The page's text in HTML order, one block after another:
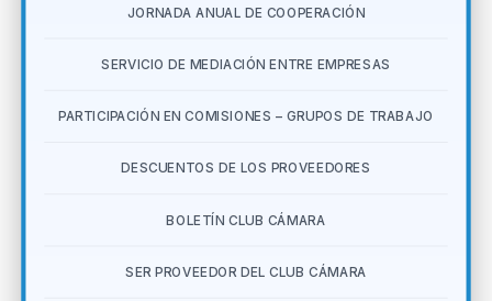
JORNADA ANUAL DE COOPERACIÓN
SERVICIO DE MEDIACIÓN ENTRE EMPRESAS
PARTICIPACIÓN EN COMISIONES – GRUPOS DE TRABAJO
DESCUENTOS DE LOS PROVEEDORES
BOLETÍN CLUB CÁMARA
SER PROVEEDOR DEL CLUB CÁMARA